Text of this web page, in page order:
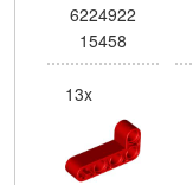
6224922
15458
13x